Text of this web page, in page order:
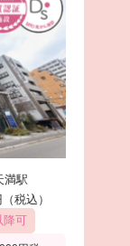
満駅
税込）
降可